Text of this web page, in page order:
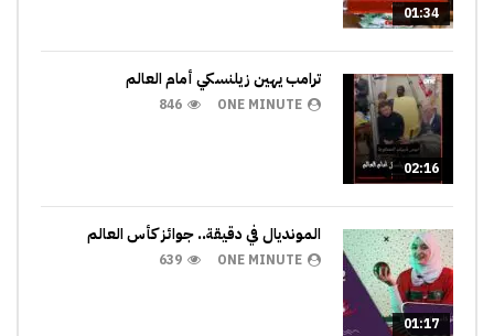
01:34
02:16
ترامب يهين زيلنسكي أمام العالم
ONE MINUTE
846
01:17
المونديال في دقيقة.. جوائز كأس العالم
ONE MINUTE
639